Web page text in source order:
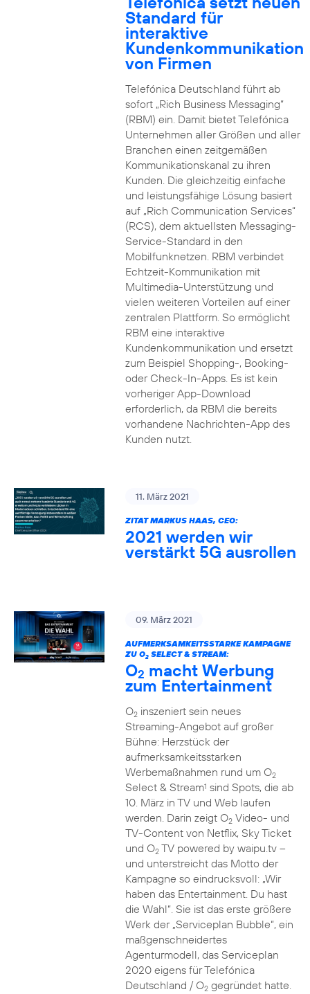
Standard für
interaktive
Kundenkommunikation
von Firmen
Telefónica Deutschland führt ab
sofort „Rich Business Messaging“
(RBM) ein. Damit bietet Telefónica
Unternehmen aller Größen und aller
Branchen einen zeitgemäßen
Kommunikationskanal zu ihren
Kunden. Die gleichzeitig einfache
und leistungsfähige Lösung basiert
auf „Rich Communication Services“
(RCS), dem aktuellsten Messaging-
Service-Standard in den
Mobilfunknetzen. RBM verbindet
Echtzeit-Kommunikation mit
Multimedia-Unterstützung und
vielen weiteren Vorteilen auf einer
zentralen Plattform. So ermöglicht
RBM eine interaktive
Kundenkommunikation und ersetzt
zum Beispiel Shopping-, Booking-
oder Check-In-Apps. Es ist kein
vorheriger App-Download
erforderlich, da RBM die bereits
vorhandene Nachrichten-App des
Kunden nutzt.
11. März 2021
ZITAT MARKUS HAAS, CEO:
2021 werden wir
verstärkt 5G ausrollen
09. März 2021
AUFMERKSAMKEITSSTARKE KAMPAGNE
ZU O2SELECT & STREAM:
O2 macht Werbung
zum Entertainment
O2inszeniert sein neues
Streaming-Angebot auf großer
Bühne: Herzstück der
aufmerksamkeitsstarken
Werbemaßnahmen rund um O2
Select & Stream1 sind Spots, die ab
10. März in TV und Web laufen
werden. Darin zeigt O2Video- und
TV-Content von Netflix, Sky Ticket
und O2TV powered by waipu.tv –
und unterstreicht das Motto der
Kampagne so eindrucksvoll: „Wir
haben das Entertainment. Du hast
die Wahl“. Sie ist das erste größere
Werk der „Serviceplan Bubble“, ein
maßgenschneidertes
Agenturmodell, das Serviceplan
2020 eigens für Telefónica
Deutschland / O2gegründet hatte.